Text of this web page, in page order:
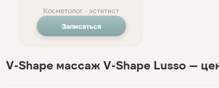
Косметолог - эстетист
Записаться
V-Shape массаж V-Shape Lusso —